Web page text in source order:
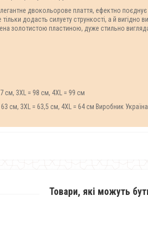
двокольорове плаття, ефектно поєднує
додасть силуету стрункості, а й
золотистою пластиною, дуже стильно
см, 3XL = 98 см, 4XL = 99 см
см, 3XL = 63,5 см, 4XL = 64 см Виробник Україна.
Товари, які можуть